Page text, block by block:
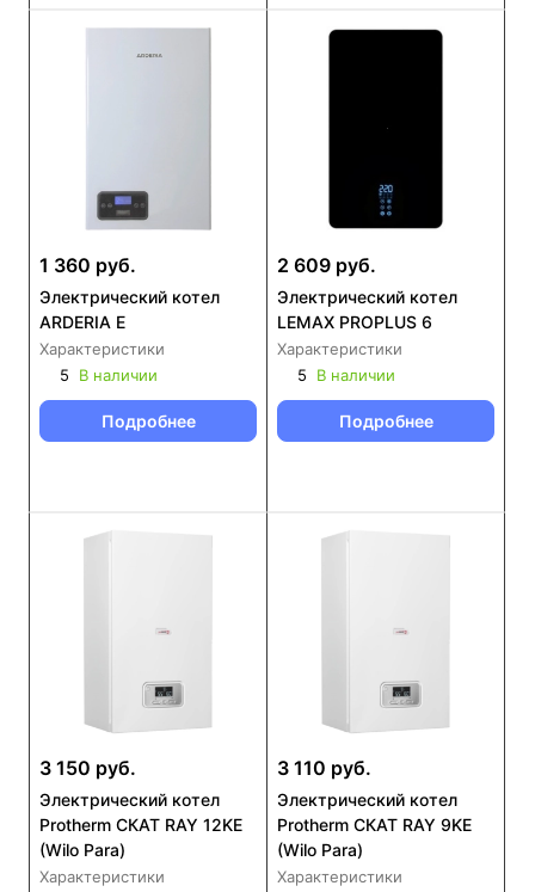
1 360 руб.
Электрический котел
ARDERIA E
Характеристики
5
В наличии
Подробнее
2 609 руб.
Электрический котел
LEMAX PROPLUS 6
Характеристики
5
В наличии
Подробнее
3 150 руб.
Электрический котел
Protherm СКАТ RAY 12KE
(Wilo Para)
Характеристики
3 110 руб.
Электрический котел
Protherm СКАТ RAY 9KE
(Wilo Para)
Характеристики